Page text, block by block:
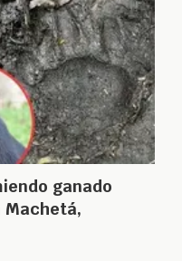
ganado
Machetá,